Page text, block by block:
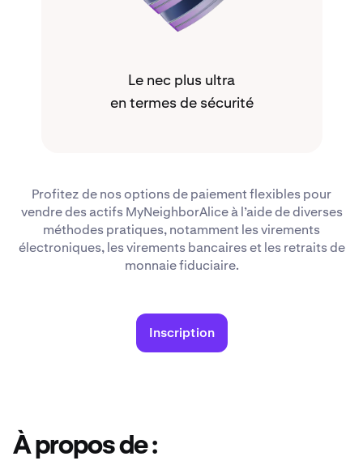
Le nec plus ultra
en termes de sécurité
Profitez de nos options de paiement flexibles pour
vendre des actifs MyNeighborAlice à l’aide de diverses
méthodes pratiques, notamment les virements
électroniques, les virements bancaires et les retraits de
monnaie fiduciaire.
Inscription
À propos de :